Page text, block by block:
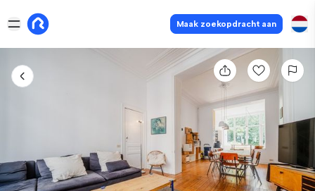
Maak zoekopdracht aan